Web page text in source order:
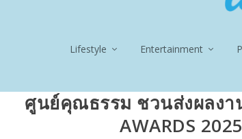
Lifestyle Entertainment
ศูนย์คุณธรรม ชวนส่งผลงา
AWARDS